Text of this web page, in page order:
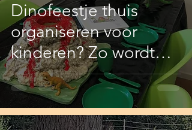
Dinofeestje thuis
organiseren voor
kinderen? Zo wordt
het een succes!